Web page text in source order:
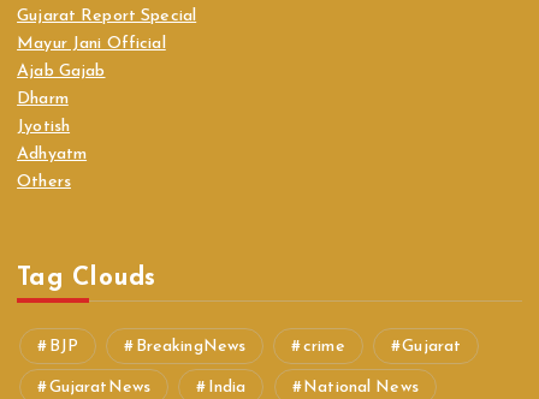
Gujarat Report Special
Mayur Jani Official
Ajab Gajab
Dharm
Jyotish
Adhyatm
Others
Tag Clouds
BJP BreakingNews crime Gujarat
GujaratNews India National News